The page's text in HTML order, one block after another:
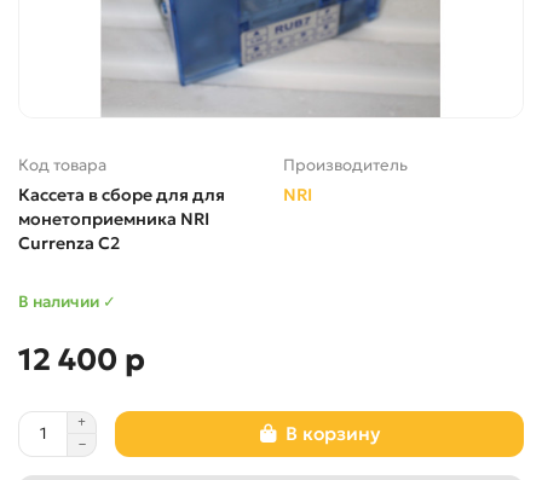
Код товара
Кассета в сборе для для
монетоприемника NRI
Currenza C2
Производитель
NRI
В наличии ✓
12 400 р
В корзину